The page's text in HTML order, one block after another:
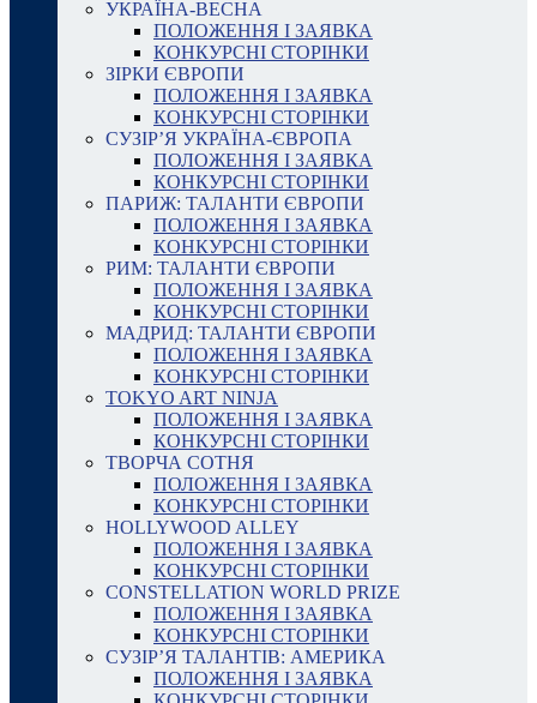
УКРАЇНА-ВЕСНА
ПОЛОЖЕННЯ І ЗАЯВКА
КОНКУРСНІ СТОРІНКИ
ЗІРКИ ЄВРОПИ
ПОЛОЖЕННЯ І ЗАЯВКА
КОНКУРСНІ СТОРІНКИ
СУЗІР’Я УКРАЇНА-ЄВРОПА
ПОЛОЖЕННЯ І ЗАЯВКА
КОНКУРСНІ СТОРІНКИ
ПАРИЖ: ТАЛАНТИ ЄВРОПИ
ПОЛОЖЕННЯ І ЗАЯВКА
КОНКУРСНІ СТОРІНКИ
РИМ: ТАЛАНТИ ЄВРОПИ
ПОЛОЖЕННЯ І ЗАЯВКА
КОНКУРСНІ СТОРІНКИ
МАДРИД: ТАЛАНТИ ЄВРОПИ
ПОЛОЖЕННЯ І ЗАЯВКА
КОНКУРСНІ СТОРІНКИ
TOKYO ART NINJA
ПОЛОЖЕННЯ І ЗАЯВКА
КОНКУРСНІ СТОРІНКИ
ТВОРЧА СОТНЯ
ПОЛОЖЕННЯ І ЗАЯВКА
КОНКУРСНІ СТОРІНКИ
HOLLYWOOD ALLEY
ПОЛОЖЕННЯ І ЗАЯВКА
КОНКУРСНІ СТОРІНКИ
CONSTELLATION WORLD PRIZE
ПОЛОЖЕННЯ І ЗАЯВКА
КОНКУРСНІ СТОРІНКИ
СУЗІР’Я ТАЛАНТІВ: АМЕРИКА
ПОЛОЖЕННЯ І ЗАЯВКА